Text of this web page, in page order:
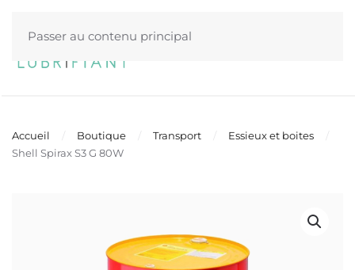
Passer au contenu principal
Accueil Boutique Transport
Essieux et boites
Shell Spirax S3 G 80W